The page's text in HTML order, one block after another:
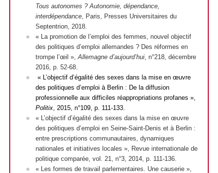
Tous autonomes ? Autonomie, dépendance,
interdépendance , Paris, Presses Universitaires du
Septentrion, 2018.
« La promotion de l’emploi des femmes, nouvel objectif
des politiques d’emploi allemandes ? Des réformes en
trompe l’œil », Allemagne d’aujourd’hui , n°218, décembre
2016, p. 52-68.
« L’objectif d’égalité des sexes dans la mise en œuvre
des politiques d’emploi à Berlin : De la diffusion
professionnelle aux difficiles réappropriations profanes »,
Politix , 2015, n°109, p. 111-133.
« L’objectif d’égalité des sexes dans la mise en œuvre
des politiques d’emploi en Seine-Saint-Denis et à Berlin :
entre prescriptions communautaires, dynamiques
nationales et initiatives locales »,
Revue internationale de
politique comparée , vol. 21, n°3, 2014, p. 111-136.
« Les formes de travail parlementaires. Une causerie »,